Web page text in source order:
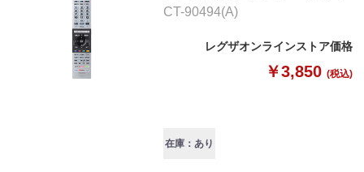
CT-90494(A)
レグザオンラインストア価格
￥3,850 (税込)
在庫：あり